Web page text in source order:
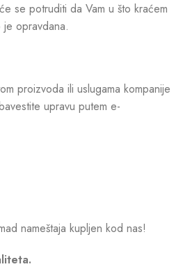
se potruditi da Vam u što kraćem
je opravdana.
proizvoda ili uslugama kompanije
upravu putem e-
nameštaja kupljen kod nas!